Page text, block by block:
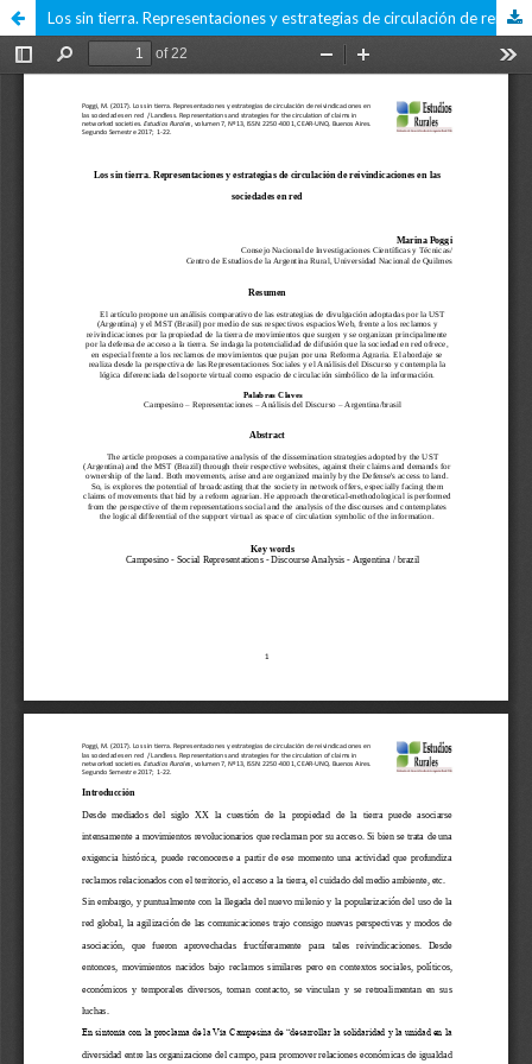
Los sin tierra. Representaciones y estrategias de circulación de reivindicaciones en las sociedades en red.